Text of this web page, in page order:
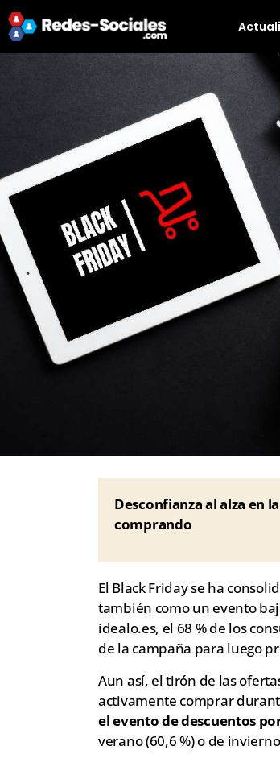
Desconfianza al alza en
comprando
El Black Friday se ha
también como un evento
idealo.es, el 68 % de los
de la campaña para luego
Aun así, el tirón de las
activamente comprar
el evento de descuentos
verano (60,6 %) o de